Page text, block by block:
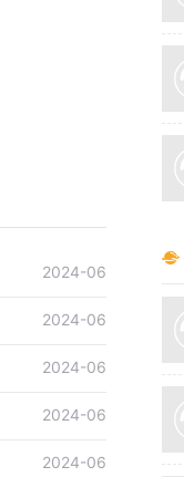
2024-06
2024-06
2024-06
2024-06
2024-06